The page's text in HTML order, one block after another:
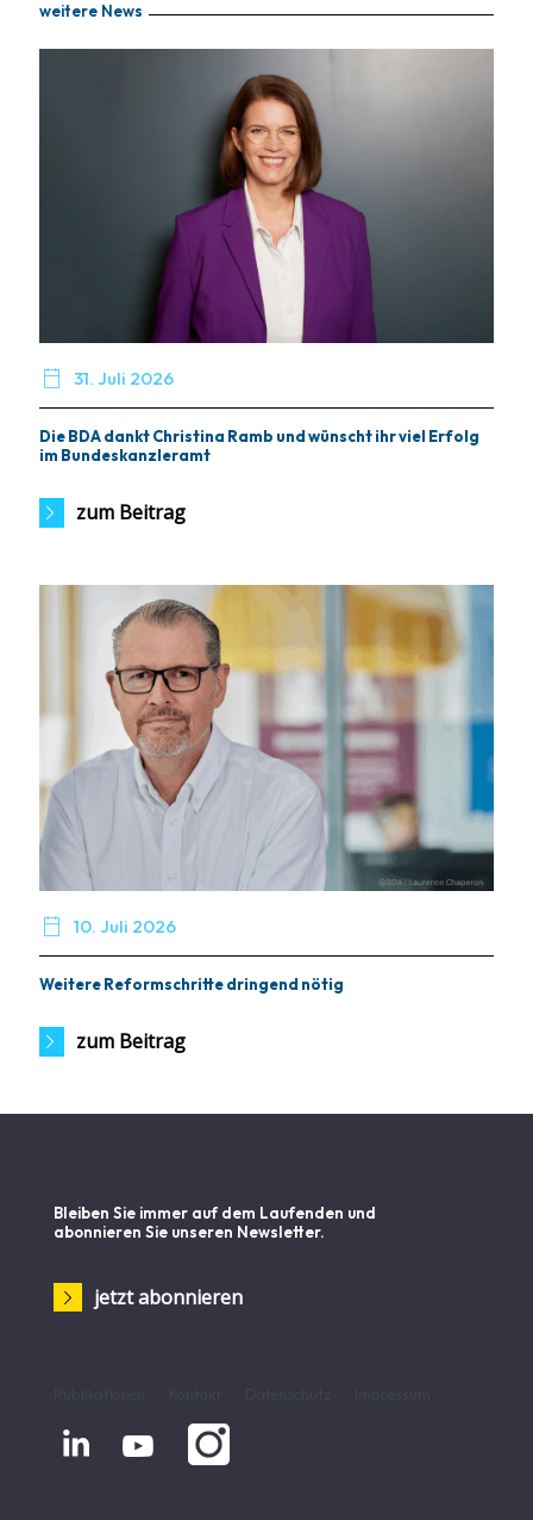
weitere News
 31. Juli 2026
Die BDA dankt Christina Ramb und wünscht ihr viel Erfolg
im Bundeskanzleramt
zum Beitrag
 10. Juli 2026
Weitere Reformschritte dringend nötig
zum Beitrag
Bleiben Sie immer auf dem Laufenden und
abonnieren Sie unseren Newsletter.
jetzt abonnieren
 